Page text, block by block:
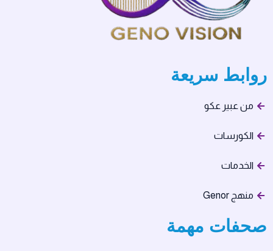
روابط سريعة
من عبير عكو
الكورسات
الخدمات
منهج Genor
صحفات مهمة​